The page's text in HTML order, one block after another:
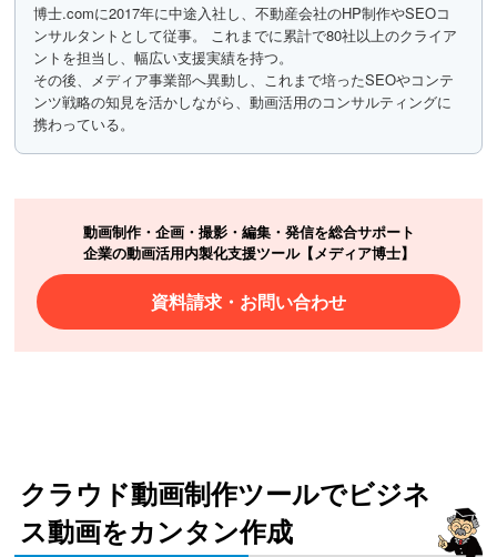
博士.comに2017年に中途入社し、不動産会社のHP制作やSEOコ
ンサルタントとして従事。 これまでに累計で80社以上のクライア
ントを担当し、幅広い支援実績を持つ。
その後、メディア事業部へ異動し、これまで培ったSEOやコンテ
ンツ戦略の知見を活かしながら、動画活用のコンサルティングに
携わっている。
動画制作・企画・撮影・編集・発信を総合サポート
企業の動画活用内製化支援ツール【メディア博士】
資料請求・お問い合わせ
クラウド動画制作ツールでビジネ
ス動画をカンタン作成